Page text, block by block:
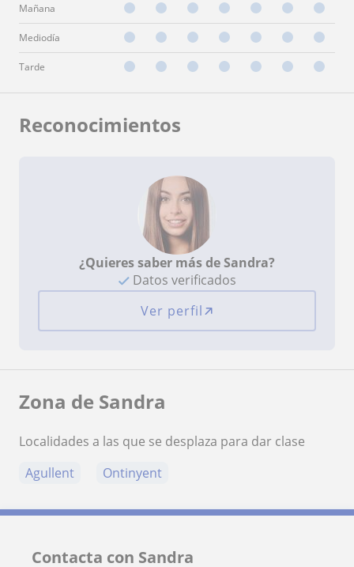
Mañana
Mediodía
Tarde
Reconocimientos
¿Quieres saber más de Sandra?
Datos verificados
Ver perfil
Zona de Sandra
Localidades a las que se desplaza para dar clase
Agullent
Ontinyent
Contacta con Sandra